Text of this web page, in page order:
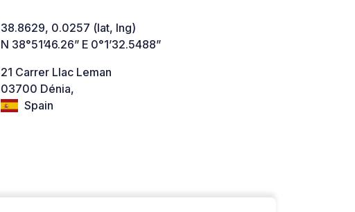
38.8629, 0.0257 (lat, lng)
N 38°51’46.26” E 0°1’32.5488”
21 Carrer Llac Leman
03700 Dénia,
Spain